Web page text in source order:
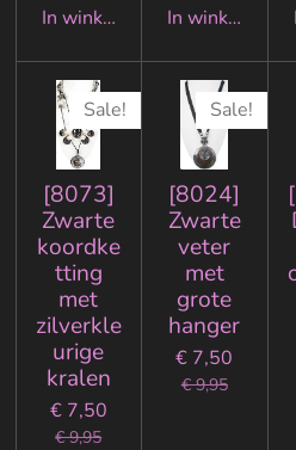
In winkelwagenIn
Sale!
[8073]
Zwarte
koordke
tting
met
zilverkle
urige
kralen
€ 7,50
€ 9,95
Sale!
[8024]
Zwarte
veter
met
grote
hanger
€ 7,50
€ 9,95